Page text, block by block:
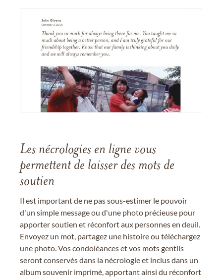
Les nécrologies en ligne vous
permettent de laisser des mots de
soutien
Il est important de ne pas sous-estimer le pouvoir
d'un simple message ou d'une photo précieuse pour
apporter soutien et réconfort aux personnes en deuil.
Envoyez un mot, partagez une histoire ou téléchargez
une photo. Vos condoléances et vos mots gentils
seront conservés dans la nécrologie et inclus dans un
album souvenir imprimé, apportant ainsi du réconfort